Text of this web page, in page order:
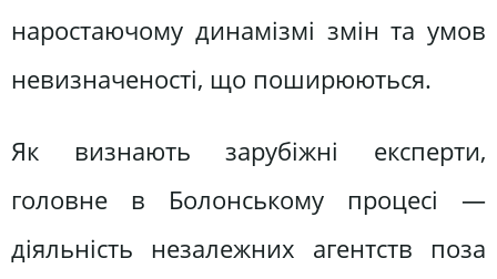
наростаючому динамізмі змін та умов
невизначеності, що поширюються.
Як визнають зарубіжні експерти,
головне в Болонському процесі —
діяльність незалежних агентств поза